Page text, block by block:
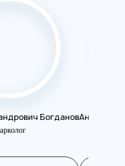
БогдановАндрей